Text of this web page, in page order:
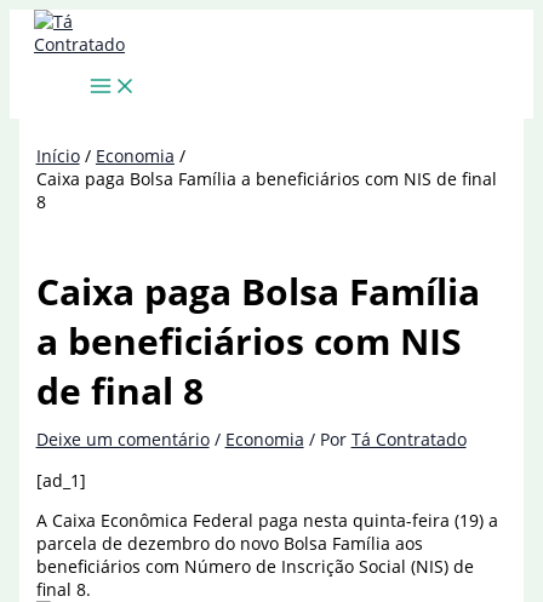
para
Início
Economia
Caixa paga Bolsa Família a beneficiários com NIS de final
8
Caixa paga Bolsa Família
a beneficiários com NIS
de final 8
Deixe um comentário / Economia / Por Tá Contratado
[ad_1]
A Caixa Econômica Federal paga nesta quinta-feira (19) a
parcela de dezembro do novo Bolsa Família aos
beneficiários com Número de Inscrição Social (NIS) de
final 8.